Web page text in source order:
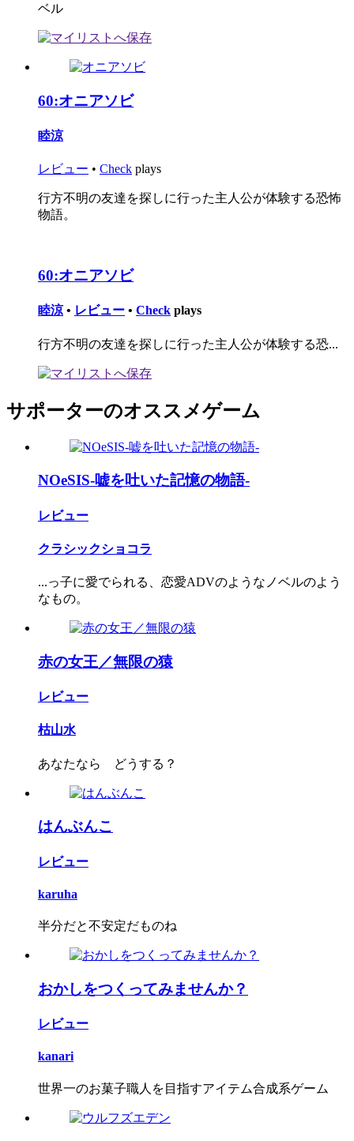
ベル
60:オニアソビ
睦涼
レビュー • Check plays
行方不明の友達を探しに行った主人公が体験する恐怖
物語。
60:オニアソビ
睦涼 • レビュー • Check plays
行方不明の友達を探しに行った主人公が体験する恐...
サポーターのオススメゲーム
NOeSIS-嘘を吐いた記憶の物語-
レビュー
クラシックショコラ
...っ子に愛でられる、恋愛ADVのようなノベルのよう
なもの。
赤の女王／無限の猿
レビュー
枯山水
あなたなら どうする？
はんぶんこ
レビュー
karuha
半分だと不安定だものね
おかしをつくってみませんか？
レビュー
kanari
世界一のお菓子職人を目指すアイテム合成系ゲーム